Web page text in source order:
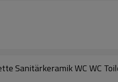
Sanitärkeramik WC WC